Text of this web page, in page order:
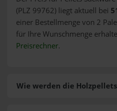
(PLZ 99762) liegt aktuell bei
einer Bestellmenge von 2
für Ihre Wunschmenge
Preisrechner.
Wie werden die